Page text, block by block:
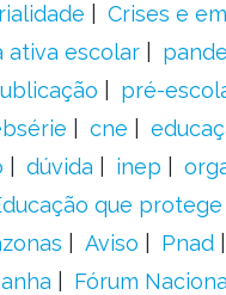
Crises e
ativa escolar
pré-
cne
dúvida inep
que protege
Aviso Pnad
Fórum